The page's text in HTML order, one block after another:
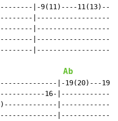
|-9(11)----11(13)--
Ab
|-19(20)---19-
16-